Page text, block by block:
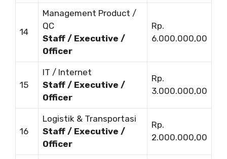
14
Management Product /
QC
Staff / Executive /
Officer
Rp.
6.000.000,00
15
IT / Internet
Staff / Executive /
Officer
Rp.
3.000.000,00
16
Logistik & Transportasi
Staff / Executive /
Officer
Rp.
2.000.000,00